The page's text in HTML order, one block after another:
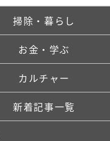
掃除・暮らし
お金・学ぶ
カルチャー
新着記事一覧